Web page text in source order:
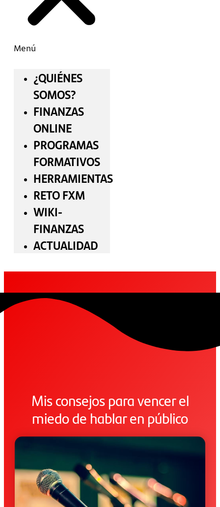
Menú
¿QUIÉNES
SOMOS?
FINANZAS
ONLINE
PROGRAMAS
FORMATIVOS
HERRAMIENTAS
RETO FXM
WIKI-
FINANZAS
ACTUALIDAD
Mis consejos para vencer el
miedo de hablar en público